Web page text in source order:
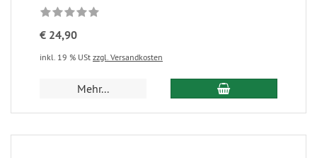
€ 24,90
inkl. 19 % USt zzgl. Versandkosten
Mehr...